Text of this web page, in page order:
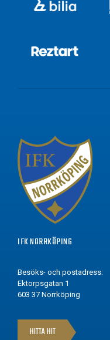
IFK NORRKÖPING
Besöks- och postadress:
Ektorpsgatan 1
603 37 Norrköping
HITTA HIT